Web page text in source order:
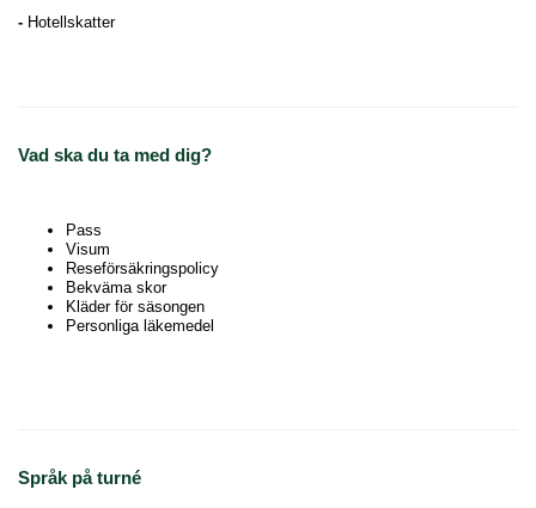
- Hotellskatter
Vad ska du ta med dig?
Pass
Visum
Reseförsäkringspolicy
Bekväma skor
Kläder för säsongen
Personliga läkemedel
Språk på turné